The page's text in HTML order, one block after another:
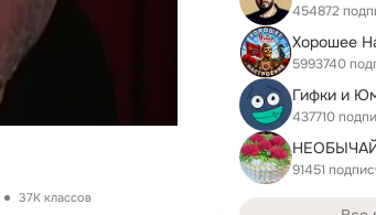
37K классов
454872
Хорошее
5993740
Гифки и
437710
91451